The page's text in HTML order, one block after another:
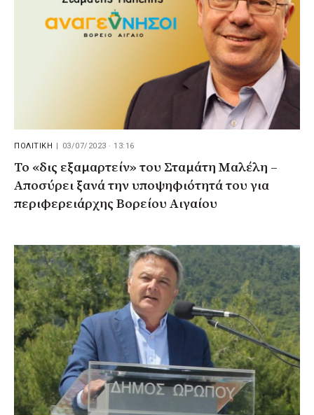
ΠΟΛΙΤΙΚΗ 03/07/2023 · 13:16
Το «δις εξαμαρτείν» του Σταμάτη Μαλέλη –
Αποσύρει ξανά την υποψηφιότητά του για
περιφερειάρχης Βορείου Αιγαίου